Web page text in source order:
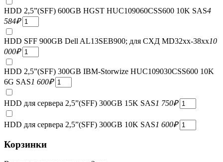
HDD 2,5”(SFF) 600GB HGST HUC109060CSS600 10K SAS4
584₽
HDD SFF 900GB Dell AL13SEB900; для СХД MD32xx-38xx10
000₽
HDD 2,5”(SFF) 300GB IBM-Storwize HUC109030CSS600 10K
6G SAS1 600₽
HDD для сервера 2,5”(SFF) 300GB 15K SAS1 750₽
HDD для сервера 2,5”(SFF) 300GB 10K SAS1 600₽
Корзинки